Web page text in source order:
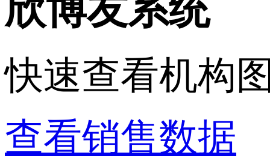
欣博友系统
快速查看机构
查看销售数据